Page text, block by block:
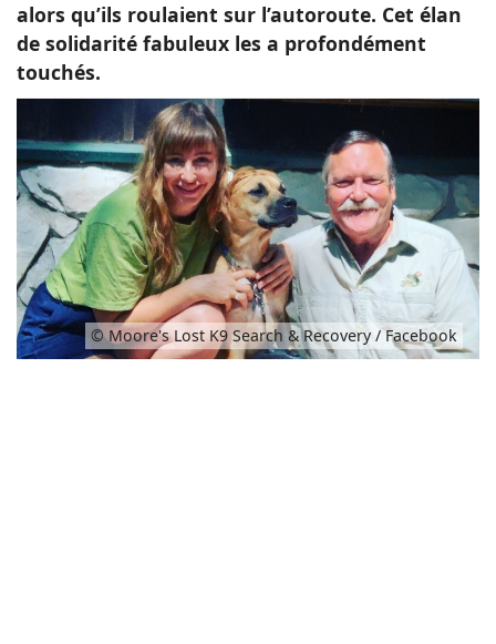
alors qu’ils roulaient sur l’autoroute. Cet élan
de solidarité fabuleux les a profondément
touchés.
© Moore's Lost K9 Search & Recovery / Facebook